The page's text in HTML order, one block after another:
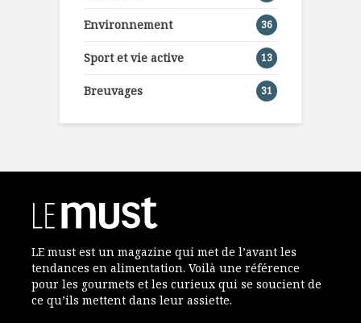
Environnement 36
Sport et vie active 13
Breuvages 31
LE must est un magazine qui met de l’avant les
tendances en alimentation. Voilà une référence
pour les gourmets et les curieux qui se soucient de
ce qu’ils mettent dans leur assiette.